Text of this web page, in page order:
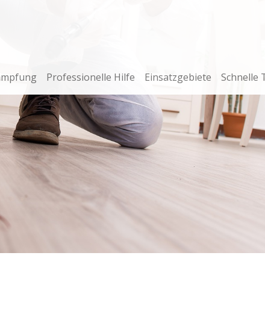
Professionelle Hilfe Einsatzgebiete Schnelle